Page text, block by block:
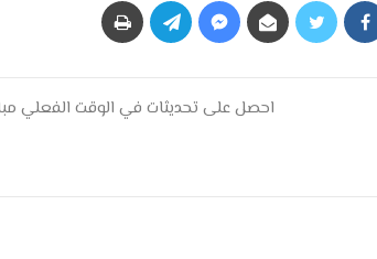
احصل على تحديثات في الوقت الفعلي